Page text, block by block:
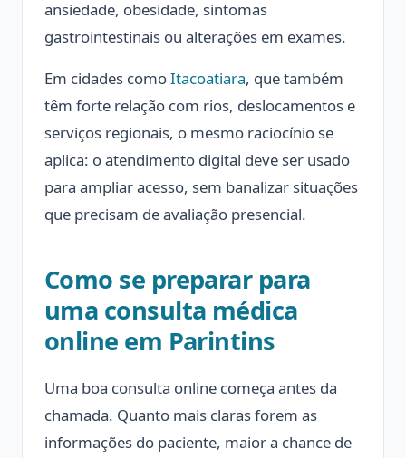
ansiedade, obesidade, sintomas
gastrointestinais ou alterações em exames.
Em cidades comoItacoatiara, que também
têm forte relação com rios, deslocamentos e
serviços regionais, o mesmo raciocínio se
aplica: o atendimento digital deve ser usado
para ampliar acesso, sem banalizar situações
que precisam de avaliação presencial.
Como se preparar para
uma consulta médica
online em Parintins
Uma boa consulta online começa antes da
chamada. Quanto mais claras forem as
informações do paciente, maior a chance de